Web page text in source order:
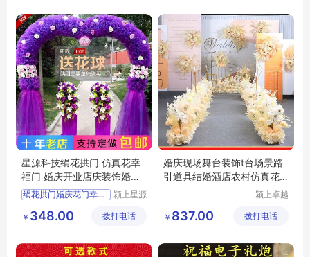
星源科技绢花拱门 仿真花幸
福门 婚庆开业店庆装饰婚礼
成品道具
绢花拱门婚庆花门幸福门开
颍上星源
有限公司
￥ 348.00 拨打电话
婚庆现场舞台装饰t台场景路
引道具结婚酒店农村仿真花
颍上卓越
有限公司
￥ 837.00 拨打电话